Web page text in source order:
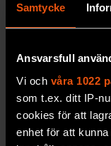
Samtycke
Ansvarsfull
Vi och våra 1022
som t.ex. ditt IP-
cookies för att
enhet för att